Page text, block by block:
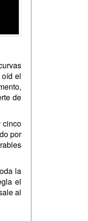
el
de
cinco
por
la
el
al